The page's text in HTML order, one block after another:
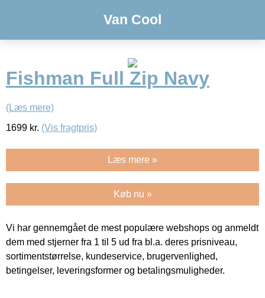
Van Cool
Fishman Full Zip Navy
(Læs mere)
1699 kr. (Vis fragtpris)
Læs mere »
Køb nu »
Vi har gennemgået de mest populære webshops og anmeldt
dem med stjerner fra 1 til 5 ud fra bl.a. deres prisniveau,
sortimentstørrelse, kundeservice, brugervenlighed,
betingelser, leveringsformer og betalingsmuligheder.